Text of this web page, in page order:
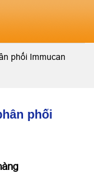
phối Immucan
phối